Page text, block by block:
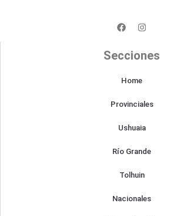
F
a
b
k
I
n
a
a
Secciones
Home
Provinciales
Ushuaia
Río Grande
Tolhuin
Nacionales